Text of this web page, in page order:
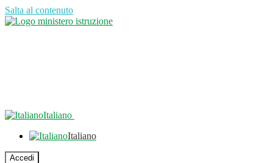
Salta al contenuto
Italiano
Italiano
Accedi